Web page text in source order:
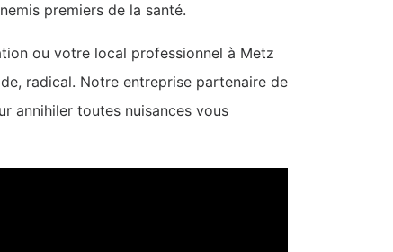
premiers de la santé.
ou votre local professionnel à Metz
radical. Notre entreprise partenaire de
annihiler toutes nuisances vous